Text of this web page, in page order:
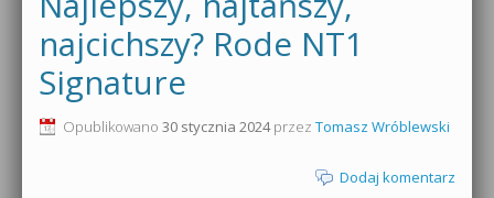
Produkcja muzyczna od podstaw
Sylenth1 od podstaw
0dB.pl - informacje
Newsletter
Materiały dla mediów
najcichszy? Rode NT1
Signature
Opublikowano 30 stycznia 2024przez Tomasz Wróblewski
Dodaj komentarz